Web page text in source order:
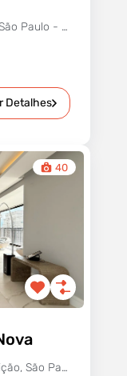
R. Inhambu - Vila Nova Conceição, São Paulo - SP, Brasil
Detalhes
40
R. Marcos Lopes - Vila Nova Conceição, São Paulo - SP, Brasil